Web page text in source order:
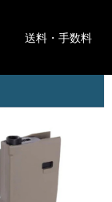
送料・手数料